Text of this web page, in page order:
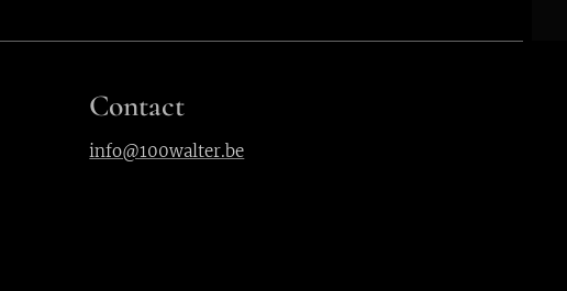
Contact
info@100walter.be